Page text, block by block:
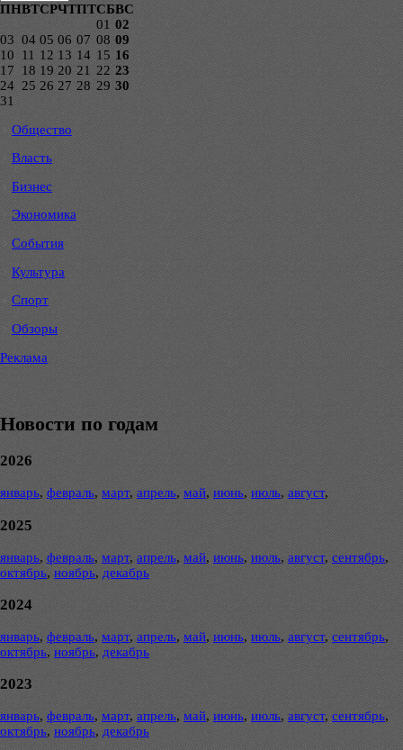
ПНВТСРЧТПТСБВС
01 02
03 04 05 06 07 08 09
10
11 12 13 14 15 16
17
18 19 20 21 22 23
24 25 26 27 28 29 30
31
Общество
Власть
Бизнес
Экономика
События
Культура
Спорт
Обзоры
Реклама
Новости по годам
2026
январь, февраль, март, апрель, май, июнь, июль, август,
2025
январь, февраль, март, апрель, май, июнь, июль, август, сентябрь,
октябрь, ноябрь, декабрь
2024
январь, февраль, март, апрель, май, июнь, июль, август, сентябрь,
октябрь, ноябрь, декабрь
2023
январь, февраль, март, апрель, май, июнь, июль, август, сентябрь,
октябрь, ноябрь, декабрь